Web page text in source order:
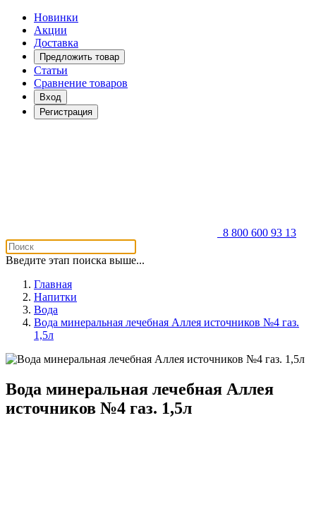
Новинки
Акции
Доставка
Предложить товар
Статьи
Сравнение товаров
Вход
Регистрация
8 800 600 93 13
Введите этап поиска выше...
Главная
Напитки
Вода
Вода минеральная лечебная Аллея источников №4 газ.
1,5л
Вода минеральная лечебная Аллея
источников №4 газ. 1,5л